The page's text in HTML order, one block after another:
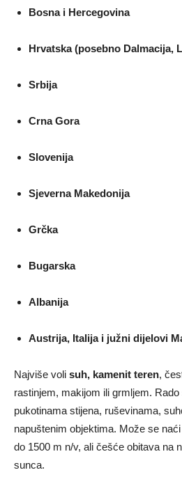
Bosna i Hercegovina
Hrvatska (posebno Dalmacija,
Srbija
Crna Gora
Slovenija
Sjeverna Makedonija
Grčka
Bugarska
Albanija
Austrija, Italija i južni dijelovi
Najviše voli suh, kamenit teren,
rastinjem, makijom ili grmljem.
pukotinama stijena, ruševinama,
napuštenim objektima. Može se
do 1500 m n/v, ali češće obitava na
sunca.